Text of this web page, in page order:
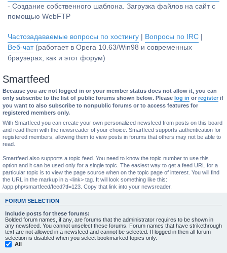
- Создание собственного шаблона. Загрузка файлов на сайт с
помощью WebFTP
Частозадаваемые вопросы по хостингу Вопросы по IRC
Веб-чат(работает в Opera 10.63/Win98 и современных
браузерах, как и этот форум)
Smartfeed
Because you are not logged in or your member status does not allow it, you can
only subscribe to the list of public forums shown below. Please log in or register if
you want to also subscribe to nonpublic forums or to access features for
registered members only.
With Smartfeed you can create your own personalized newsfeed from posts on this board
and read them with the newsreader of your choice. Smartfeed supports authentication for
registered members, allowing them to view posts in forums that others may not be able to
read.
Smartfeed also supports a topic feed. You need to know the topic number to use this
option and it can be used only for a single topic. The easiest way to get a feed URL for a
particular topic is to view the page source when on the topic page of interest. You will find
the URL in the markup in a <link> tag. It will look something like this:
/app.php/smartfeed/feed?tf=123. Copy that link into your newsreader.
FORUM SELECTION
Include posts for these forums:
Bolded forum names, if any, are forums that the administrator requires to be shown in
any newsfeed. You cannot unselect these forums. Forum names that have strikethrough
text are not allowed in a newsfeed and cannot be selected. If logged in then all forum
selection is disabled when you select bookmarked topics only.
All